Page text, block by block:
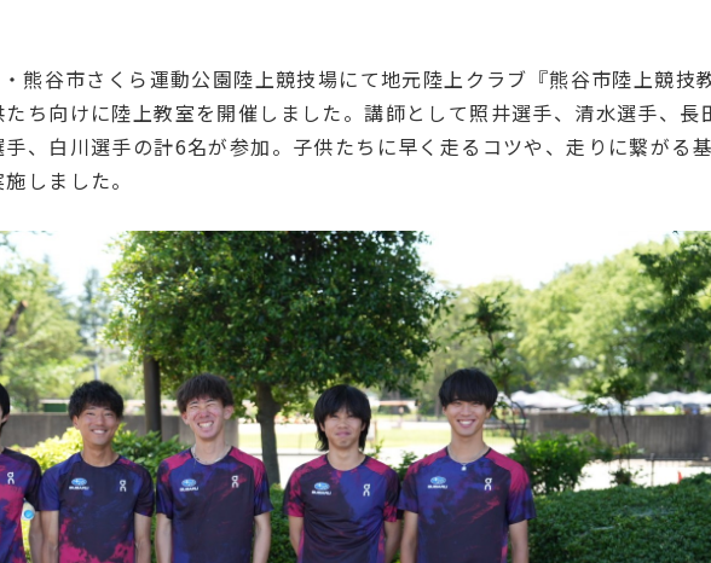
熊谷市さくら運動公園陸上競技場にて地元陸上クラブ『熊谷市陸上競技
ち向けに陸上教室を開催しました。講師として照井選手、清水選手、長
、白川選手の計6名が参加。子供たちに早く走るコツや、走りに繋がる基
しました。